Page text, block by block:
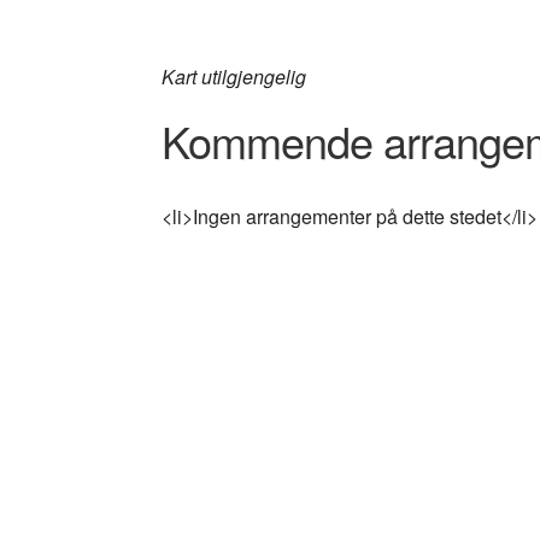
Kart utilgjengelig
Kommende
<li>Ingen arrangementer på dette stedet</li>